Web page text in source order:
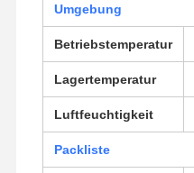
Umgebung
Betriebstemperatur
Lagertemperatur
Luftfeuchtigkeit
Packliste